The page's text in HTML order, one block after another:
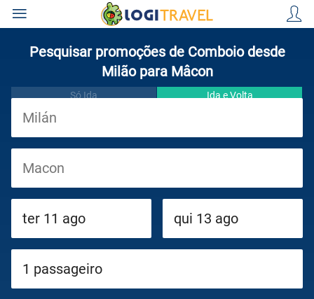
Cruzeiros
Circuitos
Pesquisar promoções de Comboio desde
Milão para Mâcon
Só Ida Ida e Volta